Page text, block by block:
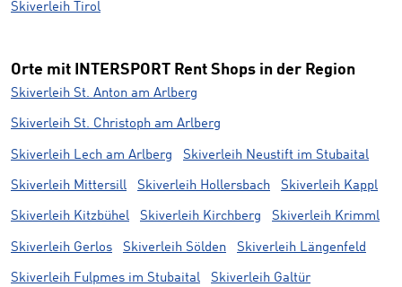
Skiverleih Tirol
Orte mit INTERSPORT Rent Shops in der Region
Skiverleih St. Anton am Arlberg
Skiverleih St. Christoph am Arlberg
Skiverleih Lech am Arlberg Skiverleih Neustift im Stubaital
Skiverleih Mittersill Skiverleih Hollersbach Skiverleih Kappl
Skiverleih Kitzbühel Skiverleih Kirchberg Skiverleih Krimml
Skiverleih Gerlos Skiverleih Sölden Skiverleih Längenfeld
Skiverleih Fulpmes im Stubaital Skiverleih Galtür